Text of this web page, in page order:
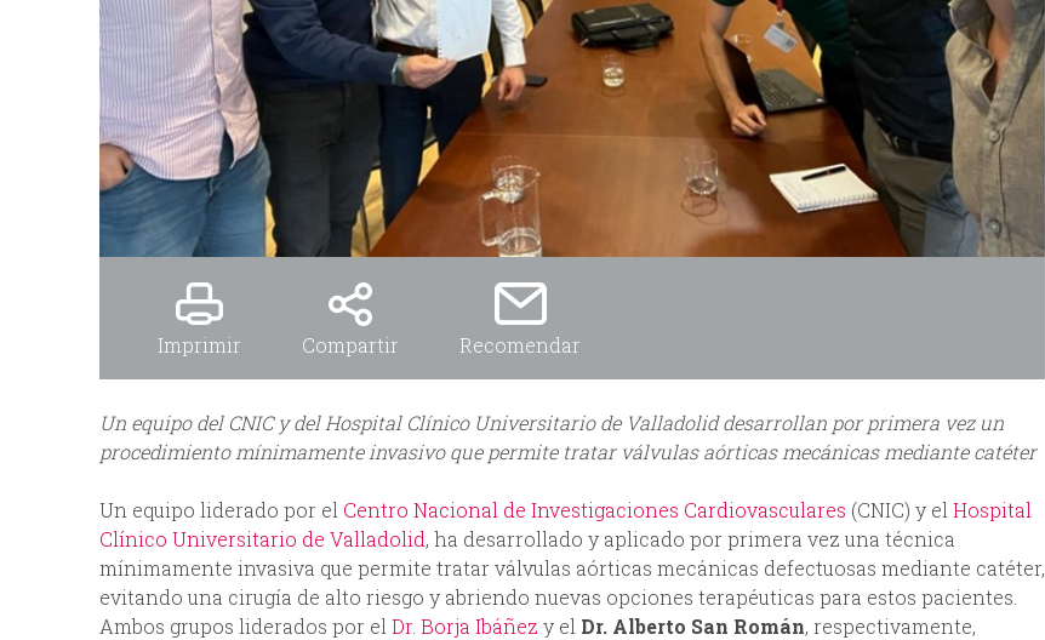
Imprimir Compartir Recomendar
Un equipo del CNIC y del Hospital Clínico Universitario de Valladolid desarrollan por primera vez un
procedimiento mínimamente invasivo que permite tratar válvulas aórticas mecánicas mediante catéter
Un equipo liderado por el Centro Nacional de Investigaciones Cardiovasculares (CNIC) y el Hospital
Clínico Universitario de Valladolid, ha desarrollado y aplicado por primera vez una técnica
mínimamente invasiva que permite tratar válvulas aórticas mecánicas defectuosas mediante catéter,
evitando una cirugía de alto riesgo y abriendo nuevas opciones terapéuticas para estos pacientes.
Ambos grupos liderados por el Dr. Borja Ibáñez y el Dr. Alberto San Román, respectivamente,